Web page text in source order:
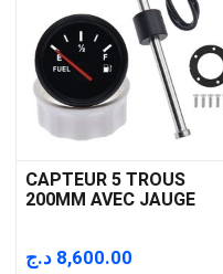
CAPTEUR 5 TROUS
200MM AVEC JAUGE
8,600.00 د.ج